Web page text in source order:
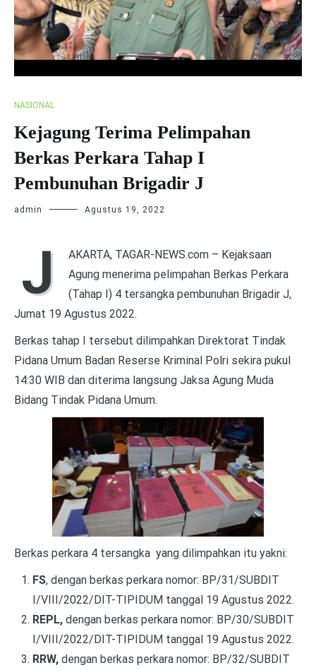
NASIONAL
Kejagung Terima Pelimpahan
Berkas Perkara Tahap I
Pembunuhan Brigadir J
admin Agustus 19, 2022
J
AKARTA, TAGAR-NEWS.com – Kejaksaan
Agung menerima pelimpahan Berkas Perkara
(Tahap I) 4 tersangka pembunuhan Brigadir J,
Jumat 19 Agustus 2022.
Berkas tahap I tersebut dilimpahkan Direktorat Tindak
Pidana Umum Badan Reserse Kriminal Polri sekira pukul
14:30 WIB dan diterima langsung Jaksa Agung Muda
Bidang Tindak Pidana Umum.
Berkas perkara 4 tersangka yang dilimpahkan itu yakni:
FS, dengan berkas perkara nomor: BP/31/SUBDIT
I/VIII/2022/DIT-TIPIDUM tanggal 19 Agustus 2022.
REPL, dengan berkas perkara nomor: BP/30/SUBDIT
I/VIII/2022/DIT-TIPIDUM tanggal 19 Agustus 2022.
RRW, dengan berkas perkara nomor: BP/32/SUBDIT